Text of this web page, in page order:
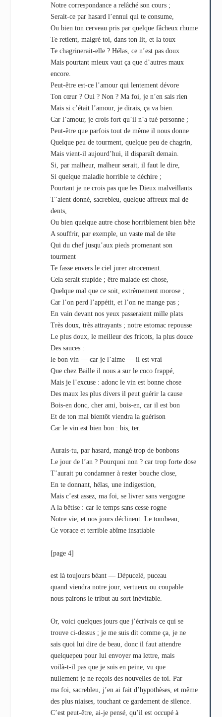
Notre correspondance a relâché son cours ;
Serait-ce par hasard l’ennui qui te consume,
Ou bien ton cerveau pris par quelque fâcheux rhume
Te retient, malgré toi, dans ton lit, et la toux
Te chagrinerait-elle ? Hélas, ce n’est pas doux
Mais pourtant mieux vaut ça que d’autres maux
encore.
Peut-être est-ce l’amour qui lentement dévore
Ton cœur ? Oui ? Non ? Ma foi, je n’en sais rien
Mais si c’était l’amour, je dirais, ça va bien.
Car l’amour, je crois fort qu’il n’a tué personne ;
Peut-être que parfois tout de même il nous donne
Quelque peu de tourment, quelque peu de chagrin,
Mais vient-il aujourd’hui, il disparaît demain.
Si, par malheur, malheur serait, il faut le dire,
Si quelque maladie horrible te déchire ;
Pourtant je ne crois pas que les Dieux malveillants
T’aient donné, sacrebleu, quelque affreux mal de
dents,
Ou bien quelque autre chose horriblement bien bête
A souffrir, par exemple, un vaste mal de tête
Qui du chef jusqu’aux pieds promenant son
tourment
Te fasse envers le ciel jurer atrocement.
Cela serait stupide ; être malade est chose,
Quelque mal que ce soit, extrêmement morose ;
Car l’on perd l’appétit, et l’on ne mange pas ;
En vain devant nos yeux passeraient mille plats
Très doux, très attrayants ; notre estomac repousse
Le plus doux, le meilleur des fricots, la plus douce
Des sauces :
le bon vin — car je l’aime — il est vrai
Que chez Baille il nous a sur le coco frappé,
Mais je l’excuse : adonc le vin est bonne chose
Des maux les plus divers il peut guérir la cause
Bois-en donc, cher ami, bois-en, car il est bon
Et de ton mal bientôt viendra la guérison
Car le vin est bien bon : bis, ter.
Aurais-tu, par hasard, mangé trop de bonbons
Le jour de l’an ? Pourquoi non ? car trop forte dose
T’aurait pu condamner à rester bouche close,
En te donnant, hélas, une indigestion,
Mais c’est assez, ma foi, se livrer sans vergogne
A la bêtise : car le temps sans cesse rogne
Notre vie, et nos jours déclinent. Le tombeau,
Ce vorace et terrible abîme insatiable
[page 4]
est là toujours béant — Dépucelé, puceau
quand viendra notre jour, vertueux ou coupable
nous pairons le tribut au sort inévitable.
Or, voici quelques jours que j’écrivais ce qui se
trouve ci-dessus ; je me suis dit comme ça, je ne
sais quoi lui dire de beau, donc il faut attendre
quelquepeu pour lui envoyer ma lettre, mais
voilà-t-il pas que je suis en peine, vu que
nullement je ne reçois des nouvelles de toi. Par
ma foi, sacrebleu, j’en ai fait d’hypothèses, et même
des plus niaises, touchant ce gardement de silence.
C’est peut-être, ai-je pensé, qu’il est occupé à